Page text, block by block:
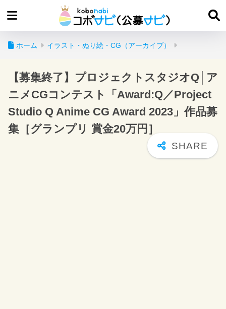
ホーム イラスト・ぬり絵・CG（アーカイブ）
【募集終了】プロジェクトスタジオQ│ア
ニメCGコンテスト「Award:Q／Project
Studio Q Anime CG Award 2023」作品募
集［グランプリ 賞金20万円］